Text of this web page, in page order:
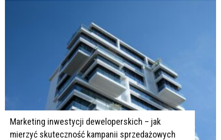
Marketing inwestycji deweloperskich – jak
mierzyć skuteczność kampanii sprzedażowych